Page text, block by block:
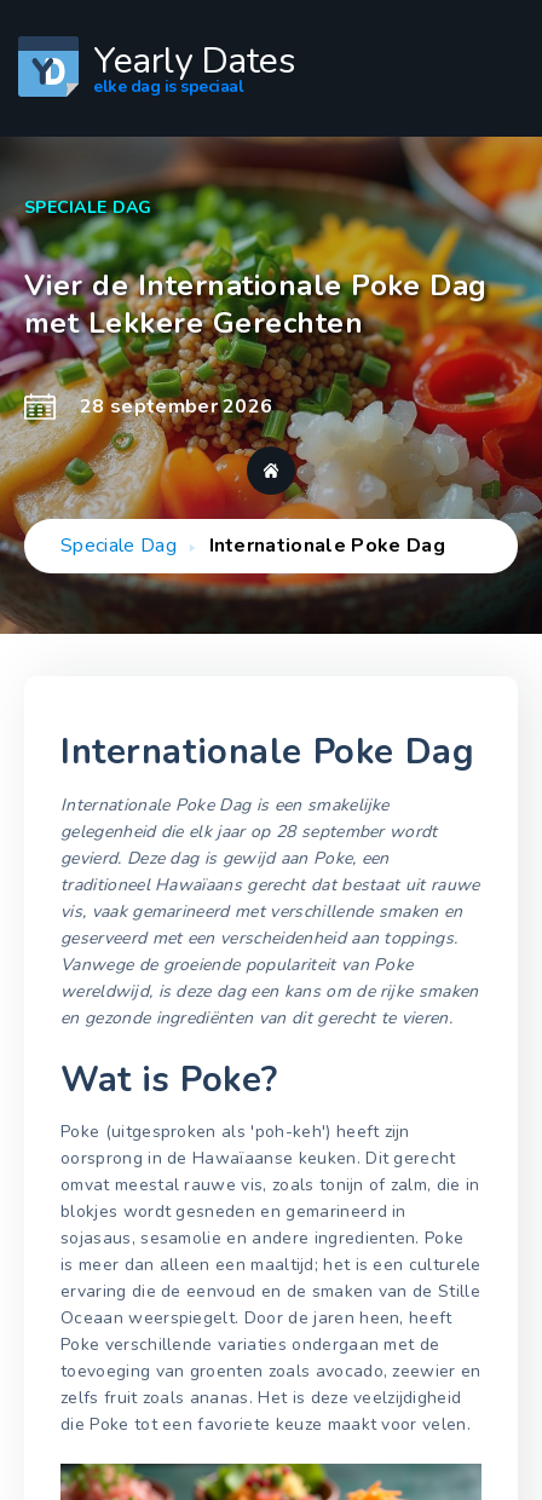
Yearly Dates
elke dag is speciaal
SPECIALE DAG
Vier de Internationale Poke Dag
met Lekkere Gerechten
28 september 2026
Speciale Dag Internationale Poke Dag
Internationale Poke Dag
Internationale Poke Dag is een smakelijke
gelegenheid die elk jaar op 28 september wordt
gevierd. Deze dag is gewijd aan Poke, een
traditioneel Hawaïaans gerecht dat bestaat uit rauwe
vis, vaak gemarineerd met verschillende smaken en
geserveerd met een verscheidenheid aan toppings.
Vanwege de groeiende populariteit van Poke
wereldwijd, is deze dag een kans om de rijke smaken
en gezonde ingrediënten van dit gerecht te vieren.
Wat is Poke?
Poke (uitgesproken als 'poh-keh') heeft zijn
oorsprong in de Hawaïaanse keuken. Dit gerecht
omvat meestal rauwe vis, zoals tonijn of zalm, die in
blokjes wordt gesneden en gemarineerd in
sojasaus, sesamolie en andere ingredienten. Poke
is meer dan alleen een maaltijd; het is een culturele
ervaring die de eenvoud en de smaken van de Stille
Oceaan weerspiegelt. Door de jaren heen, heeft
Poke verschillende variaties ondergaan met de
toevoeging van groenten zoals avocado, zeewier en
zelfs fruit zoals ananas. Het is deze veelzijdigheid
die Poke tot een favoriete keuze maakt voor velen.